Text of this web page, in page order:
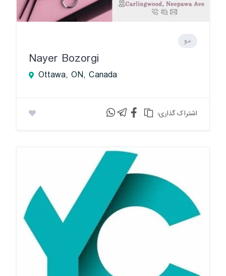
مو
Nayer Bozorgi
Ottawa, ON, Canada
:اشتراک گذاری